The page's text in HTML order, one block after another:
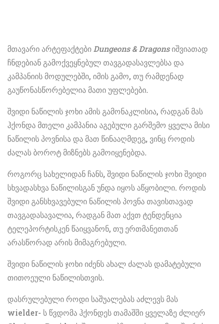
მთავარი არტეფაქტები Dungeons & Dragonsიშვიათად
ჩნდებიან გამოქვეყნებულ თავგადასავლებსა და
კამპანიის მოდულებში, იმის გამო, თუ რამდენად
გაუწონასწორებელია მათი უფლებები.
შვიდი ნაწილის ჯოხი ამის გამონაკლისია, რადგან მას
ჰქონდა მთელი კამპანია აგებული გარშემო ყველა მისი
ნაწილის პოვნისა და მათ წინააღმდეგ, ვინც როდის
ძალას ბოროტ მიზნებს გამოიყენებდა.
როგორც სახელიდან ჩანს, შვიდი ნაწილის ჯოხი შვიდი
სხვადასხვა ნაწილისგან უნდა იყოს აწყობილი. როდის
შვიდი განსხვავებული ნაწილის პოვნა თავისთავად
თავგადასავალია, რადგან მათ აქვთ ტენდენცია
ტელეპორტისკენ წაიყვანონ, თუ ერთმანეთთან
არასწორად არის მიმაგრებული.
შვიდი ნაწილის ჯოხი იძენს ახალ ძალას დამატებული
თითოეული ნაწილისთვის.
დასრულებული როდი საშუალებას აძლევს მას
wielder- ს წვდომა ჰქონდეს თამაშში ყველაზე ძლიერ